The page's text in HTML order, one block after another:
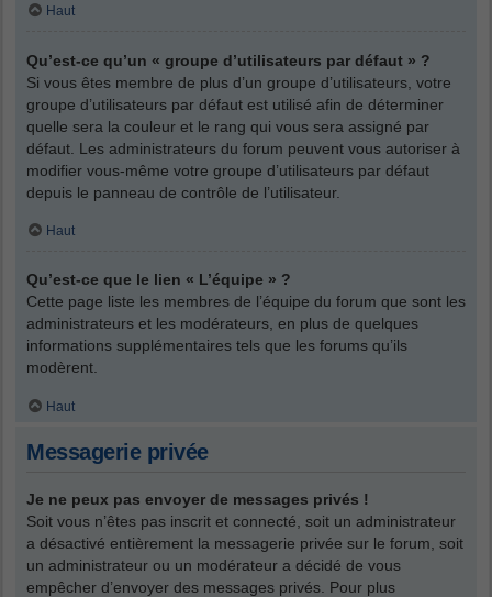
Haut
Qu’est-ce qu’un « groupe d’utilisateurs par défaut » ?
Si vous êtes membre de plus d’un groupe d’utilisateurs, votre
groupe d’utilisateurs par défaut est utilisé afin de déterminer
quelle sera la couleur et le rang qui vous sera assigné par
défaut. Les administrateurs du forum peuvent vous autoriser à
modifier vous-même votre groupe d’utilisateurs par défaut
depuis le panneau de contrôle de l’utilisateur.
Haut
Qu’est-ce que le lien « L’équipe » ?
Cette page liste les membres de l’équipe du forum que sont les
administrateurs et les modérateurs, en plus de quelques
informations supplémentaires tels que les forums qu’ils
modèrent.
Haut
Messagerie privée
Je ne peux pas envoyer de messages privés !
Soit vous n’êtes pas inscrit et connecté, soit un administrateur
a désactivé entièrement la messagerie privée sur le forum, soit
un administrateur ou un modérateur a décidé de vous
empêcher d’envoyer des messages privés. Pour plus